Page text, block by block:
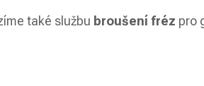
také službu broušení fréz pro